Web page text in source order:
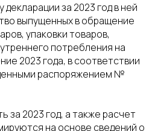
декларации за 2023 год в ней
выпущенных в обращение
упаковки товаров,
потребления на
2023 года, в соответствии
распоряжением №
за 2023 год, а также расчет
на основе сведений о